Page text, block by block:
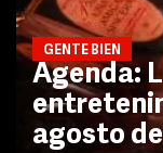
GENTE BIEN
Agenda:
agosto